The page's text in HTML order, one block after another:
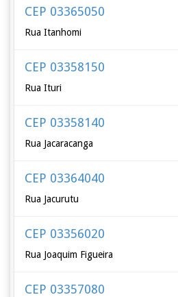
CEP 03365050
Rua Itanhomi
CEP 03358150
Rua Ituri
CEP 03358140
Rua Jacaracanga
CEP 03364040
Rua Jacurutu
CEP 03356020
Rua Joaquim Figueira
CEP 03357080